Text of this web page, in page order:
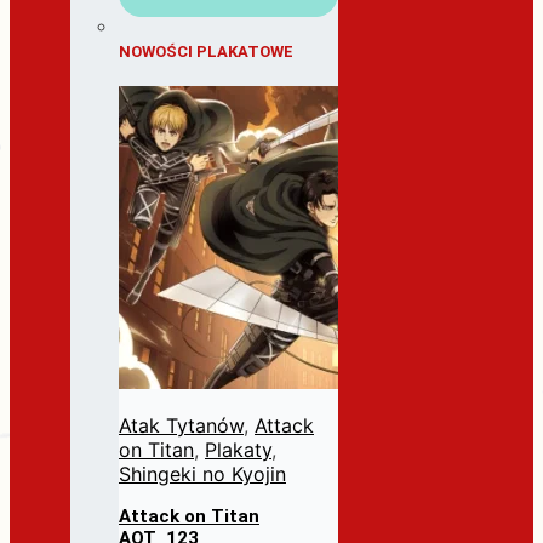
NOWOŚCI PLAKATOWE
Atak Tytanów, Attack
on Titan, Plakaty,
Shingeki no Kyojin
Attack on Titan
AOT_123